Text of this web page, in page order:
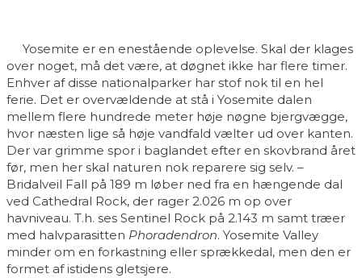
Yosemite er en enestående oplevelse. Skal der klages
over noget, må det være, at døgnet ikke har flere timer.
Enhver af disse nationalparker har stof nok til en hel
ferie. Det er overvældende at stå i Yosemite dalen
mellem flere hundrede meter høje nøgne bjergvægge,
hvor næsten lige så høje vandfald vælter ud over kanten.
Der var grimme spor i baglandet efter en skovbrand året
før, men her skal naturen nok reparere sig selv. –
Bridalveil Fall på 189 m løber ned fra en hængende dal
ved Cathedral Rock, der rager 2.026 m op over
havniveau. T.h. ses Sentinel Rock på 2.143 m samt træer
med halvparasitten Phoradendron. Yosemite Valley
minder om en forkastning eller sprækkedal, men den er
formet af istidens gletsjere.